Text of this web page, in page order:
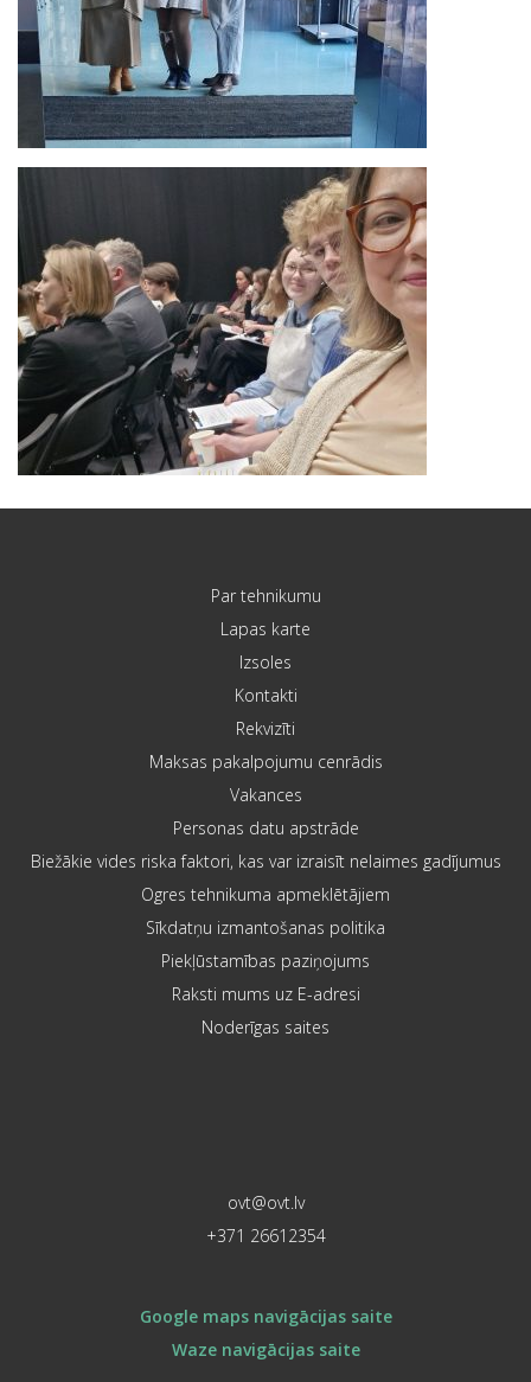
Par tehnikumu
Lapas karte
Izsoles
Kontakti
Rekvizīti
Maksas pakalpojumu cenrādis
Vakances
Personas datu apstrāde
Biežākie vides riska faktori, kas var izraisīt nelaimes gadījumus
Ogres tehnikuma apmeklētājiem
Sīkdatņu izmantošanas politika
Piekļūstamības paziņojums
Raksti mums uz E-adresi
Noderīgas saites
ovt@ovt.lv
+371 26612354
Google maps navigācijas saite
Waze navigācijas saite